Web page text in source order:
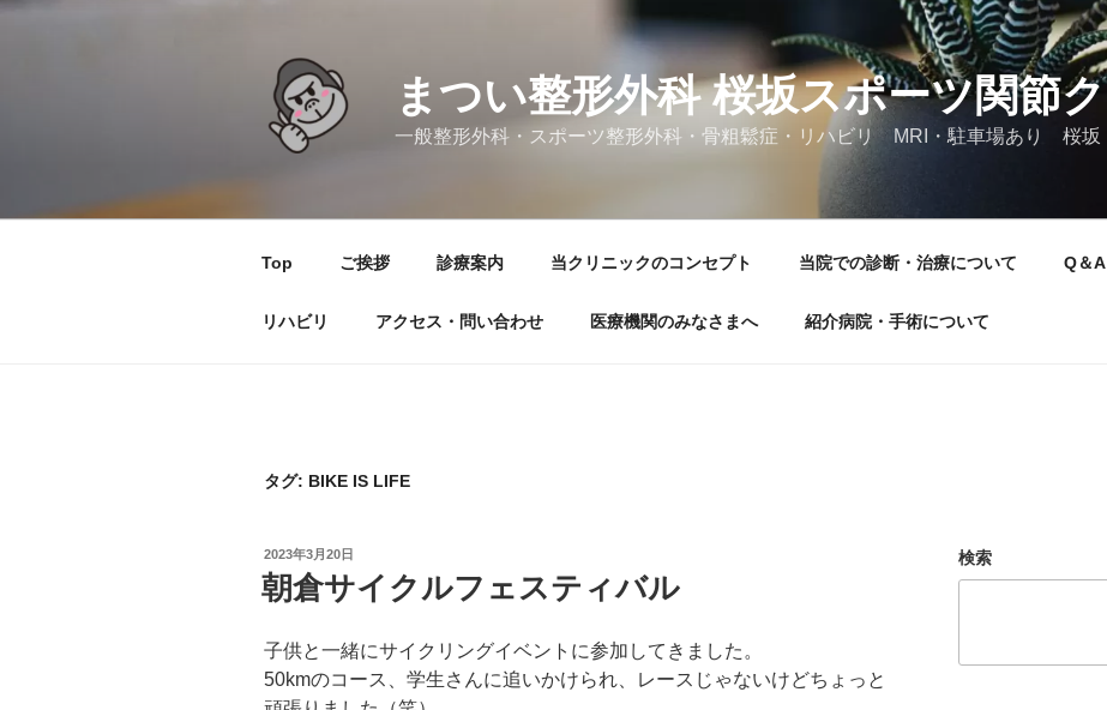
キ
まつい整形外科 桜坂スポーツ関節
一般整形外科・スポーツ整形外科・骨粗鬆症・リハビリ MRI・駐車場あり 桜坂
Top ご挨拶 診療案内 当クリニックのコンセプト 当院での診断・治療について Q＆A
リハビリ アクセス・問い合わせ 医療機関のみなさまへ 紹介病院・手術について
タグ: BIKE IS LIFE
投
稿
日:
2023年3月20日
朝倉サイクルフェスティバル
子供と一緒にサイクリングイベントに参加してきました。
50kmのコース、学生さんに追いかけられ、レースじゃないけどちょっと
検索